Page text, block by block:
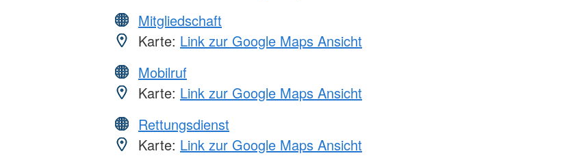
Mitgliedschaft
Karte: Link zur Google Maps Ansicht
Mobilruf
Karte: Link zur Google Maps Ansicht
Rettungsdienst
Karte: Link zur Google Maps Ansicht